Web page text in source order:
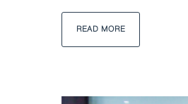
READ MORE